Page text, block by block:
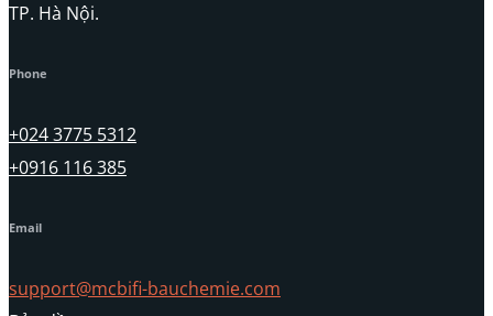
TP. Hà Nội.
Phone
+024 3775 5312
+0916 116 385
Email
support@mcbifi-bauchemie.com